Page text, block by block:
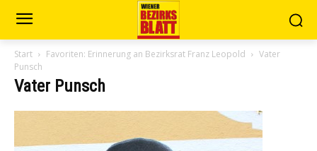
Start Favoriten: Erinnerung an Bezirksrat Franz Leopold
Vater
Punsch
Vater Punsch